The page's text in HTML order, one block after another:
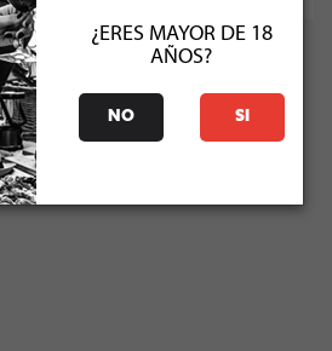
¿ERES MAYOR DE 18
AÑOS?
NO SI